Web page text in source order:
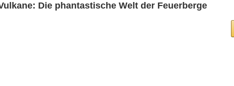
Die phan­tas­ti­sche Welt der Feuerberge